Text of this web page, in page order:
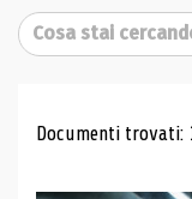
Cerca
Risultati
Documenti trovati: